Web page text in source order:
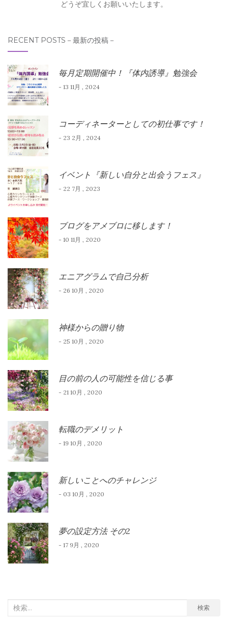
どうぞ宜しくお願いいたします。
RECENT POSTS－最新の投稿－
毎月定期開催中！『体内誘導』勉強会
- 13 11月 , 2024
コーディネーターとしての初仕事です！
- 23 2月 , 2024
イベント『新しい自分と出会うフェス』
- 22 7月 , 2023
ブログをアメブロに移します！
- 10 11月 , 2020
エニアグラムで自己分析
- 26 10月 , 2020
神様からの贈り物
- 25 10月 , 2020
目の前の人の可能性を信じる事
- 21 10月 , 2020
転職のデメリット
- 19 10月 , 2020
新しいことへのチャレンジ
- 03 10月 , 2020
夢の設定方法 その2
- 17 9月 , 2020
検
検索